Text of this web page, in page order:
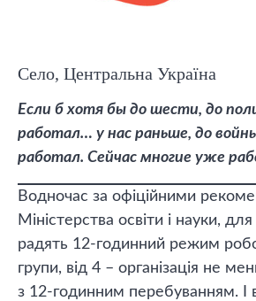
Село, Центральна Україна
Если б хотя бы до шести, до
работал… у нас раньше, до
работал. Сейчас многие уже
Водночас за офіційними
Міністерства освіти і науки,
радять 12-годинний режим
групи, від 4 – організація не
з 12-годинним перебуванням. І